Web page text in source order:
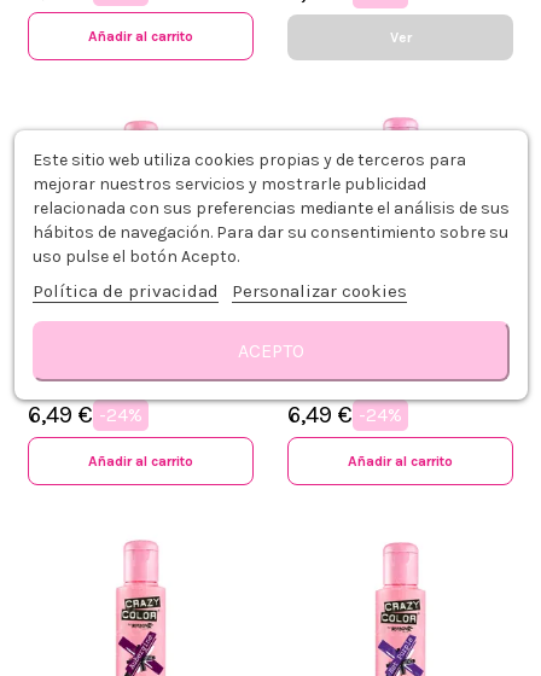
Añadir al carrito Ver
CRAZY COLOR CREMA COLORANTE
6,49 € -24%
Añadir al carrito
CRAZY COLOR CREMA COLORANTE
6,49 € -24%
Añadir al carrito
Este sitio web utiliza cookies propias y de terceros para
mejorar nuestros servicios y mostrarle publicidad
relacionada con sus preferencias mediante el análisis de sus
hábitos de navegación. Para dar su consentimiento sobre su
uso pulse el botón Acepto.
Política de privacidad Personalizar cookies
ACEPTO